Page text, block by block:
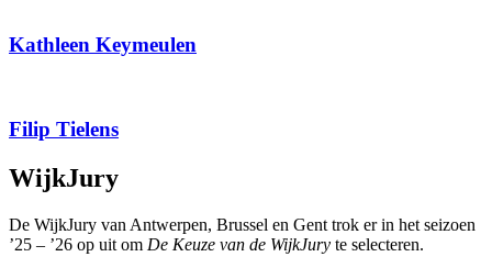
Kathleen Keymeulen
Filip Tielens
WijkJury
De WijkJury van Antwerpen, Brussel en Gent trok er in het seizoen
’25 – ’26 op uit om De Keuze van de WijkJury te selecteren.